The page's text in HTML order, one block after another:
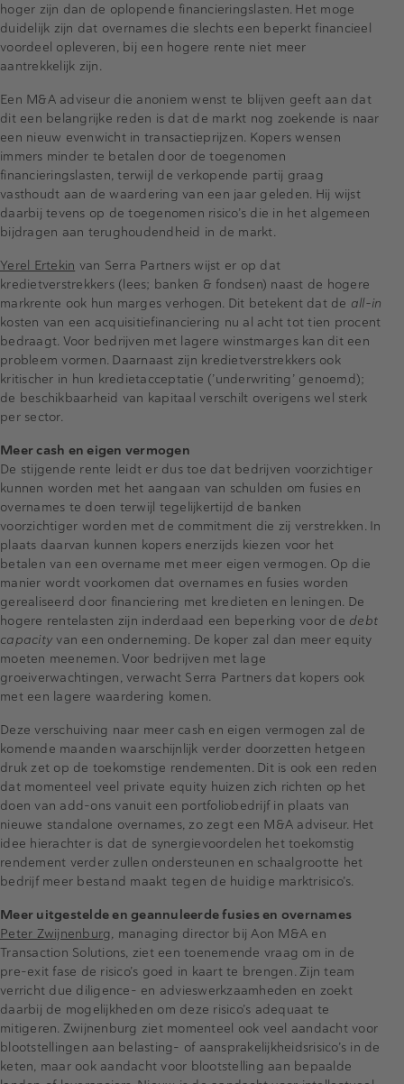
hoger zijn dan de oplopende financieringslasten. Het moge
duidelijk zijn dat overnames die slechts een beperkt financieel
voordeel opleveren, bij een hogere rente niet meer
aantrekkelijk zijn.
Een M&A adviseur die anoniem wenst te blijven geeft aan dat
dit een belangrijke reden is dat de markt nog zoekende is naar
een nieuw evenwicht in transactieprijzen. Kopers wensen
immers minder te betalen door de toegenomen
financieringslasten, terwijl de verkopende partij graag
vasthoudt aan de waardering van een jaar geleden. Hij wijst
daarbij tevens op de toegenomen risico’s die in het algemeen
bijdragen aan terughoudendheid in de markt.
Yerel Ertekin van Serra Partners wijst er op dat
kredietverstrekkers (lees; banken & fondsen) naast de hogere
markrente ook hun marges verhogen. Dit betekent dat de all-in
kosten van een acquisitiefinanciering nu al acht tot tien procent
bedraagt. Voor bedrijven met lagere winstmarges kan dit een
probleem vormen. Daarnaast zijn kredietverstrekkers ook
kritischer in hun kredietacceptatie (’underwriting’ genoemd);
de beschikbaarheid van kapitaal verschilt overigens wel sterk
per sector.
Meer cash en eigen vermogen
De stijgende rente leidt er dus toe dat bedrijven voorzichtiger
kunnen worden met het aangaan van schulden om fusies en
overnames te doen terwijl tegelijkertijd de banken
voorzichtiger worden met de commitment die zij verstrekken. In
plaats daarvan kunnen kopers enerzijds kiezen voor het
betalen van een overname met meer eigen vermogen. Op die
manier wordt voorkomen dat overnames en fusies worden
gerealiseerd door financiering met kredieten en leningen. De
hogere rentelasten zijn inderdaad een beperking voor de debt
capacity van een onderneming. De koper zal dan meer equity
moeten meenemen. Voor bedrijven met lage
groeiverwachtingen, verwacht Serra Partners dat kopers ook
met een lagere waardering komen.
Deze verschuiving naar meer cash en eigen vermogen zal de
komende maanden waarschijnlijk verder doorzetten hetgeen
druk zet op de toekomstige rendementen. Dit is ook een reden
dat momenteel veel private equity huizen zich richten op het
doen van add-ons vanuit een portfoliobedrijf in plaats van
nieuwe standalone overnames, zo zegt een M&A adviseur. Het
idee hierachter is dat de synergievoordelen het toekomstig
rendement verder zullen ondersteunen en schaalgrootte het
bedrijf meer bestand maakt tegen de huidige marktrisico’s.
Meer uitgestelde en geannuleerde fusies en overnames
Peter Zwijnenburg, managing director bij Aon M&A en
Transaction Solutions, ziet een toenemende vraag om in de
pre-exit fase de risico’s goed in kaart te brengen. Zijn team
verricht due diligence- en advieswerkzaamheden en zoekt
daarbij de mogelijkheden om deze risico’s adequaat te
mitigeren. Zwijnenburg ziet momenteel ook veel aandacht voor
blootstellingen aan belasting- of aansprakelijkheidsrisico’s in de
keten, maar ook aandacht voor blootstelling aan bepaalde